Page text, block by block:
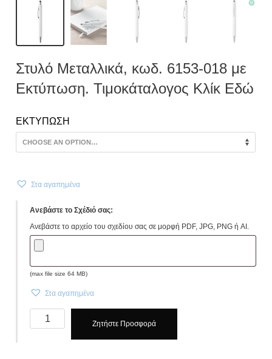
Στυλό Μεταλλικά, κωδ. 6153-018 με
Εκτύπωση. Τιμοκάταλογος Κλίκ Εδώ
ΕΚΤΥΠΩΣΗ
Στα αγαπημένα
Ανεβάστε το Σχέδιό σας:
Ανεβάστε το αρχείο του σχεδίου σας σε μορφή PDF, JPG, PNG ή AI.
(max file size 64 MB)
Στα αγαπημένα
Στυλό
Μεταλλικά,
Ζητήστε Προσφορά